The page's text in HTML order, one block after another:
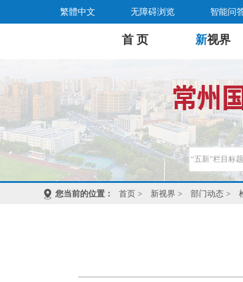
繁體中文 无障碍浏览 智能问
首 页 新视界
您当前的位置： 首页 > 新视界 > 部门动态 >